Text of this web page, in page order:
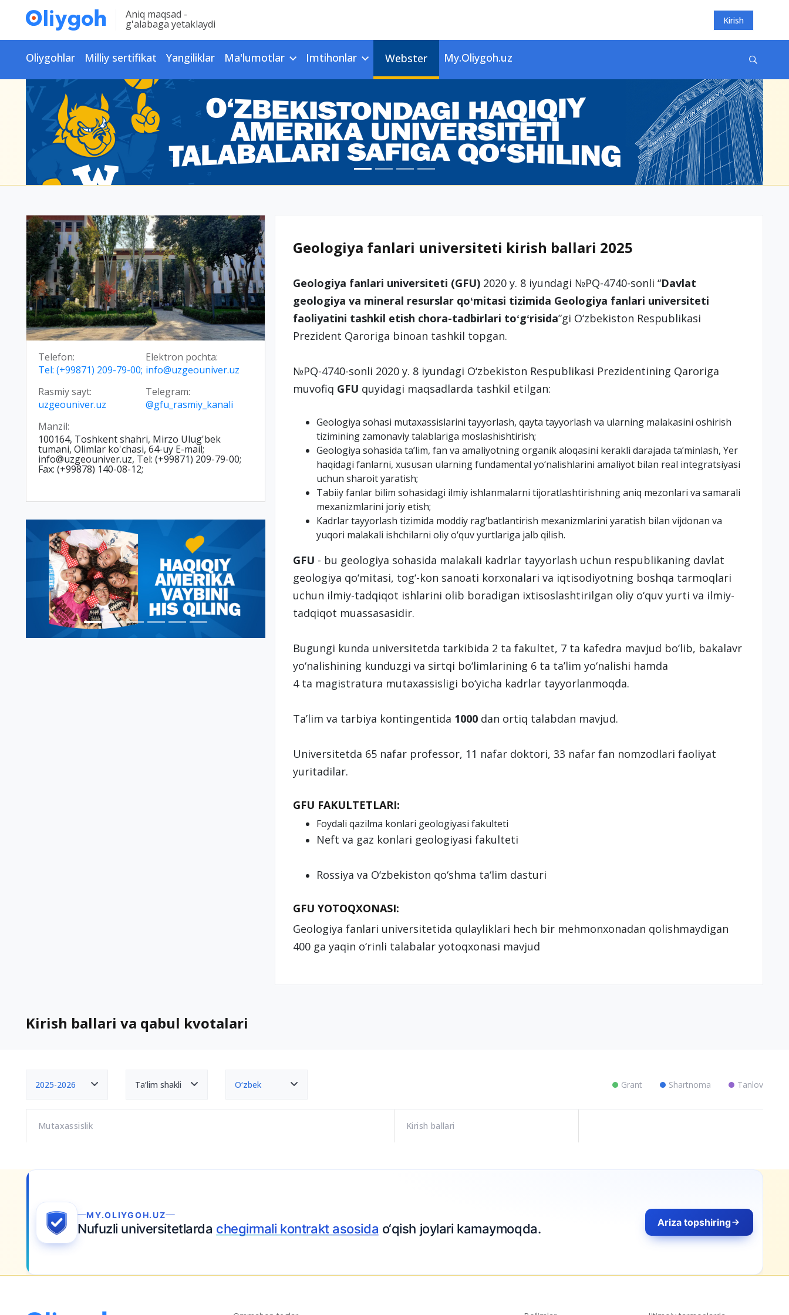
Aniq maqsad -
g'alabaga yetaklaydi Kirish
Oliygohlar Milliy sertifikat Yangiliklar Ma'lumotlar Imtihonlar Webster My.Oliygoh.uz
Telefon:
Tel: (+99871) 209-79-00;
Elektron pochta:
info@uzgeouniver.uz
Rasmiy sayt:
uzgeouniver.uz
Telegram:
@gfu_rasmiy_kanali
Manzil:
100164, Toshkent shahri, Mirzo Ulug'bek
tumani, Olimlar ko'chasi, 64-uy E-mail;
info@uzgeouniver.uz, Tel: (+99871) 209-79-00;
Fax: (+99878) 140-08-12;
Geologiya fanlari universiteti kirish ballari 2025
Geologiya fanlari universiteti (GFU)2020 y. 8 iyundagi №PQ-4740-sonli “Davlat
geologiya va mineral resurslar qoʻmitasi tizimida Geologiya fanlari universiteti
faoliyatini tashkil etish chora-tadbirlari toʻgʻrisida”gi O‘zbekiston Respublikasi
Prezident Qaroriga binoan tashkil topgan.
№PQ-4740-sonli 2020 y. 8 iyundagi O‘zbekiston Respublikasi Prezidentining Qaroriga
muvofiq GFU quyidagi maqsadlarda tashkil etilgan:
Geologiya sohasi mutaxassislarini tayyorlash, qayta tayyorlash va ularning malakasini oshirish
tizimining zamonaviy talablariga moslashishtirish;
Geologiya sohasida taʼlim, fan va amaliyotning organik aloqasini kerakli darajada taʼminlash, Yer
haqidagi fanlarni, xususan ularning fundamental yo‘nalishlarini amaliyot bilan real integratsiyasi
uchun sharoit yaratish;
Tabiiy fanlar bilim sohasidagi ilmiy ishlanmalarni tijoratlashtirishning aniq mezonlari va samarali
mexanizmlarini joriy etish;
Kadrlar tayyorlash tizimida moddiy rag‘batlantirish mexanizmlarini yaratish bilan vijdonan va
yuqori malakali ishchilarni oliy o‘quv yurtlariga jalb qilish.
GFU - bu geologiya sohasida malakali kadrlar tayyorlash uchun respublikaning davlat
geologiya qo‘mitasi, tog‘-kon sanoati korxonalari va iqtisodiyotning boshqa tarmoqlari
uchun ilmiy-tadqiqot ishlarini olib boradigan ixtisoslashtirilgan oliy o‘quv yurti va ilmiy-
tadqiqot muassasasidir.
Bugungi kunda universitetda tarkibida 2 ta fakultet, 7 ta kafedra mavjud bo‘lib, bakalavr
yo‘nalishining kunduzgi va sirtqi bo‘limlarining 6 ta taʼlim yo‘nalishi hamda
4 ta magistratura mutaxassisligi bo‘yicha kadrlar tayyorlanmoqda.
Taʼlim va tarbiya kontingentida 1000dan ortiq talabdan mavjud.
Universitetda 65 nafar professor, 11 nafar doktori, 33 nafar fan nomzodlari faoliyat
yuritadilar.
GFU FAKULTETLARI:
Foydali qazilma konlari geologiyasi fakulteti
Neft va gaz konlari geologiyasi fakulteti
Rossiya va O‘zbekiston qo‘shma ta‘lim dasturi
GFU YOTOQXONASI:
Geologiya fanlari universitetida qulayliklari hech bir mehmonxonadan qolishmaydigan
400 ga yaqin o‘rinli talabalar yotoqxonasi mavjud
Kirish ballari va qabul kvotalari
2025-2026 Ta’lim shakli O‘zbek Grant Shartnoma Tanlov
Mutaxassislik Kirish ballari
MY.OLIYGOH.UZ
Nufuzli universitetlarda chegirmali kontrakt asosida o‘qish joylari kamaymoqda. Ariza topshiring